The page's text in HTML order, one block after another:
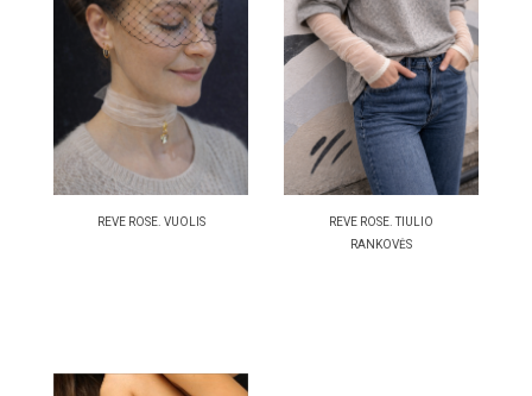
REVE ROSE. VUOLIS
REVE ROSE. TIULIO
RANKOVĖS